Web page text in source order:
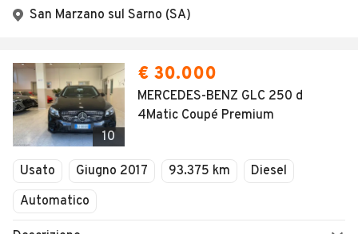
San Marzano sul Sarno (SA)
10
€ 30.000
MERCEDES-BENZ GLC 250 d
4Matic Coupé Premium
Usato Giugno 2017 93.375 km
Diesel
Automatico